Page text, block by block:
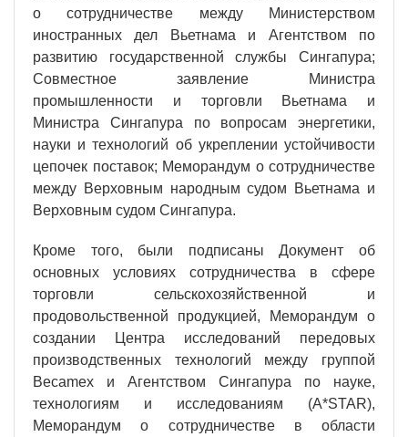
о сотрудничестве между Министерством
иностранных дел Вьетнама и Агентством по
развитию государственной службы Сингапура;
Совместное заявление Министра
промышленности и торговли Вьетнама и
Министра Сингапура по вопросам энергетики,
науки и технологий об укреплении устойчивости
цепочек поставок; Меморандум о сотрудничестве
между Верховным народным судом Вьетнама и
Верховным судом Сингапура.
Кроме того, были подписаны Документ об
основных условиях сотрудничества в сфере
торговли сельскохозяйственной и
продовольственной продукцией, Меморандум о
создании Центра исследований передовых
производственных технологий между группой
Becamex и Агентством Сингапура по науке,
технологиям и исследованиям (A*STAR),
Меморандум о сотрудничестве в области